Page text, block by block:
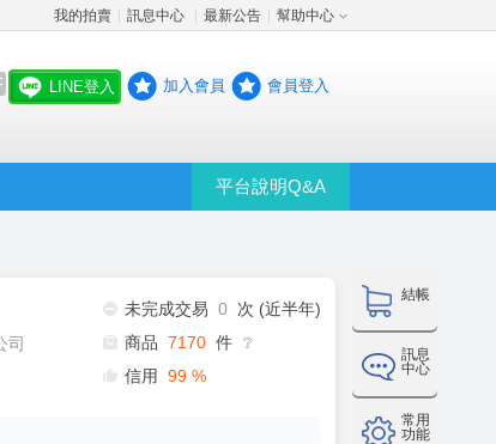
我的拍賣 訊息中心 最新公告 幫助中心
LINE登入 加入會員 會員登入
平台說明Q&A
結帳
訊息
中心
常用
功能
司
未完成交易 0
次 (近半年)
商品 7170 件 ❔
信用 99 %